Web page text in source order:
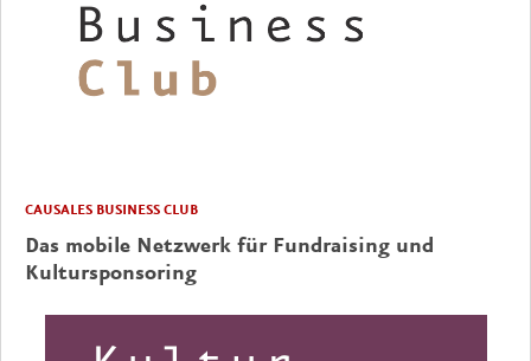
CAUSALES BUSINESS CLUB
Das mobile Netzwerk für Fundraising und
Kultursponsoring